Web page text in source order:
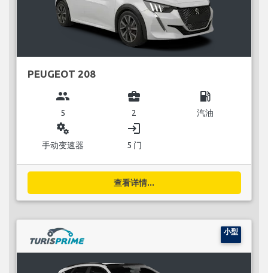
PEUGEOT 208
group
5
business_center
2
local_gas_station
汽油
miscellaneous_services
手动变速器
login
5 门
查看详情...
小型